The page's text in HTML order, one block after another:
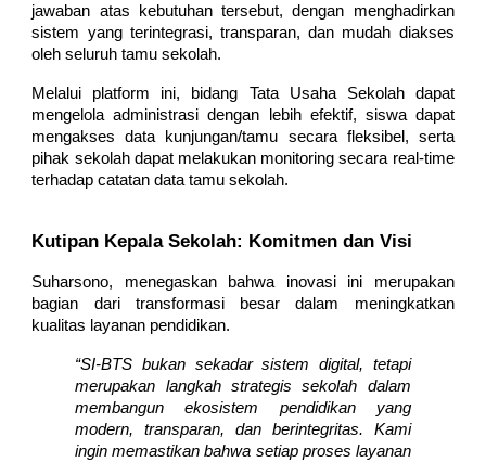
jawaban atas kebutuhan tersebut, dengan menghadirkan
sistem yang terintegrasi, transparan, dan mudah diakses
oleh seluruh tamu sekolah.
Melalui platform ini, bidang Tata Usaha Sekolah dapat
mengelola administrasi dengan lebih efektif, siswa dapat
mengakses data kunjungan/tamu secara fleksibel, serta
pihak sekolah dapat melakukan monitoring secara real-time
terhadap catatan data tamu sekolah.
Kutipan Kepala Sekolah: Komitmen dan Visi
Suharsono, menegaskan bahwa inovasi ini merupakan
bagian dari transformasi besar dalam meningkatkan
kualitas layanan pendidikan.
“SI-BTS bukan sekadar sistem digital, tetapi
merupakan langkah strategis sekolah dalam
membangun ekosistem pendidikan yang
modern, transparan, dan berintegritas. Kami
ingin memastikan bahwa setiap proses layanan